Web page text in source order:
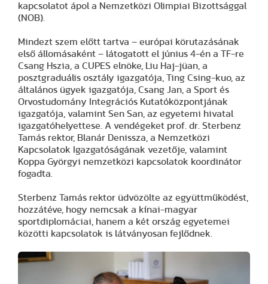
kapcsolatot ápol a Nemzetközi Olimpiai Bizottsággal
(NOB).
Mindezt szem előtt tartva – európai körutazásának
első állomásaként – látogatott el június 4-én a TF-re
Csang Hszia, a CUPES elnöke, Liu Haj-jüan, a
posztgraduális osztály igazgatója, Ting Csing-kuo, az
általános ügyek igazgatója, Csang Jan, a Sport és
Orvostudomány Integrációs Kutatóközpontjának
igazgatója, valamint Sen San, az egyetemi hivatal
igazgatóhelyettese. A vendégeket prof. dr. Sterbenz
Tamás rektor, Blanár Denissza, a Nemzetközi
Kapcsolatok Igazgatóságának vezetője, valamint
Koppa Györgyi nemzetközi kapcsolatok koordinátor
fogadta.
Sterbenz Tamás rektor üdvözölte az együttműködést,
hozzátéve, hogy nemcsak a kínai-magyar
sportdiplomáciai, hanem a két ország egyetemei
közötti kapcsolatok is látványosan fejlődnek.